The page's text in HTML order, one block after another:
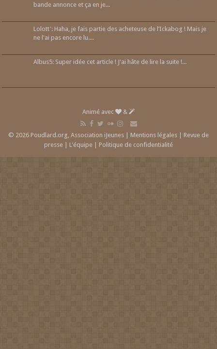
bande annonce et ça en je...
Lolott': Haha, je fais partie des acheteuse de l’Ickabog ! Mais je
ne l'ai pas encore lu....
Albus5: Super idée cet article ! J'ai hâte de lire la suite !...
Animé avec &
© 2026 Poudlard.org, Association iJeunes | Mentions légales | Revue de
presse | L'équipe | Politique de confidentialité